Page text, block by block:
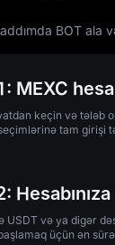
BOT ala
MEXC
keçin və tələb
tam girişi
USDT və ya digər
üçün ən